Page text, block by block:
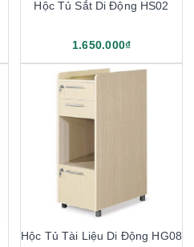
Hộc Tủ Sắt Di Động HS02
1.650.000₫
Hộc Tủ Tài Liệu Di Động HG08